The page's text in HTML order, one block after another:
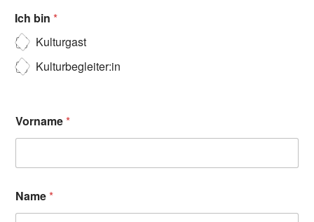
Ich bin *
Kulturgast
Kulturbegleiter:in
Vorname*
Name*